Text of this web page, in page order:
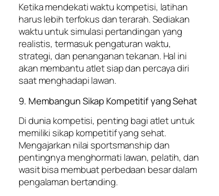
Ketika mendekati waktu kompetisi, latihan
harus lebih terfokus dan terarah. Sediakan
waktu untuk simulasi pertandingan yang
realistis, termasuk pengaturan waktu,
strategi, dan penanganan tekanan. Hal ini
akan membantu atlet siap dan percaya diri
saat menghadapi lawan.
9. Membangun Sikap Kompetitif yang Sehat
Di dunia kompetisi, penting bagi atlet untuk
memiliki sikap kompetitif yang sehat.
Mengajarkan nilai sportsmanship dan
pentingnya menghormati lawan, pelatih, dan
wasit bisa membuat perbedaan besar dalam
pengalaman bertanding.